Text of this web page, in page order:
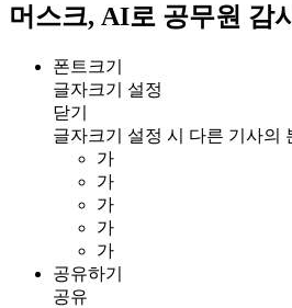
머스크, AI로 공무원 감
폰트크기
글자크기 설정
닫기
글자크기 설정 시 다른 기사의
가
가
가
가
가
공유하기
공유